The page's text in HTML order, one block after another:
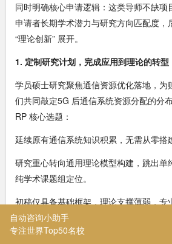
同时明确核心申请逻辑：这类导师不缺项
申请者长期学术潜力与研究方向匹配度，
“理论创新” 展开。
1. 定制研究计划，完成应用到理论的转型
学员硕士研究聚焦通信资源优化落地，为
们共同敲定5G 后通信系统资源分配的分
RP 核心选题：
延续原有通信系统知识积累，无需从零搭
研究重心转向通用理论模型构建，跳出单
纯学术课题组定位。
初稿仅具备基础框架，理论支撑薄弱，专
化：补充目标导师相关前沿文献、完善数
逻辑、量化突出课题创新点，让研究计划